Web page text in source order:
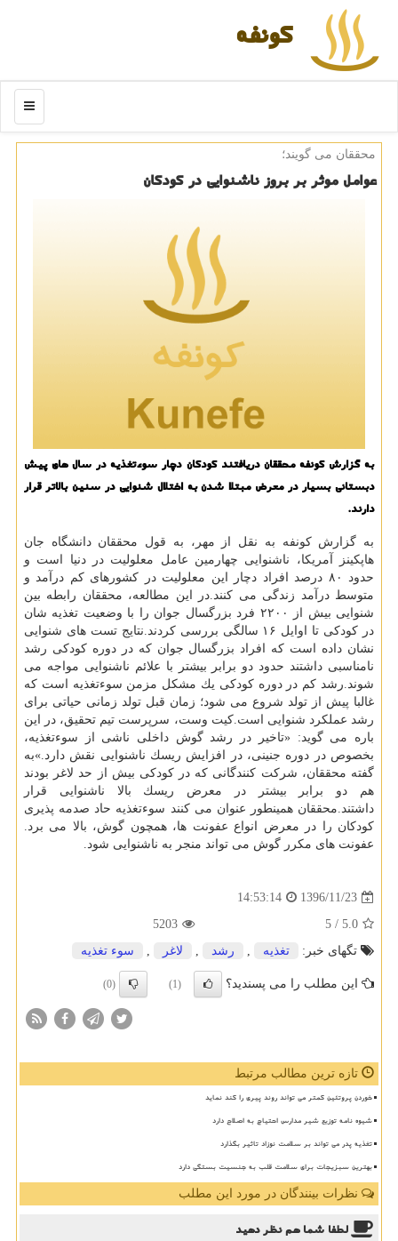
كونفه
منو
محققان می گویند؛
عوامل موثر بر بروز ناشنوایی در كودكان
به گزارش كونفه محققان دریافتند كودكان دچار سوءتغذیه در سال های پیش
دبستانی بسیار در معرض مبتلا شدن به اختلال شنوایی در سنین بالاتر قرار
دارند.
به گزارش كونفه به نقل از مهر، به قول محققان دانشگاه جان
هاپكینز آمریكا، ناشنوایی چهارمین عامل معلولیت در دنیا است و
حدود ۸۰ درصد افراد دچار این معلولیت در كشورهای كم درآمد و
متوسط درآمد زندگی می كنند.در این مطالعه، محققان رابطه بین
شنوایی بیش از ۲۲۰۰ فرد بزرگسال جوان را با وضعیت تغذیه شان
در كودكی تا اوایل ۱۶ سالگی بررسی كردند.نتایج تست های شنوایی
نشان داده است كه افراد بزرگسال جوان كه در دوره كودكی رشد
نامناسبی داشتند حدود دو برابر بیشتر با علائم ناشنوایی مواجه می
شوند.رشد كم در دوره كودكی یك مشكل مزمن سوءتغذیه است كه
غالبا پیش از تولد شروع می شود؛ زمان قبل تولد زمانی حیاتی برای
رشد عملكرد شنوایی است.كیت وست، سرپرست تیم تحقیق، در این
باره می گوید: «تاخیر در رشد گوش داخلی ناشی از سوءتغذیه،
بخصوص در دوره جنینی، در افزایش ریسك ناشنوایی نقش دارد.»به
گفته محققان، شركت كنندگانی كه در كودكی بیش از حد لاغر بودند
هم دو برابر بیشتر در معرض ریسك بالا ناشنوایی قرار
داشتند.محققان همینطور عنوان می كنند سوءتغذیه حاد صدمه پذیری
كودكان را در معرض انواع عفونت ها، همچون گوش، بالا می برد.
عفونت های مكرر گوش می تواند منجر به ناشنوایی شود.
1396/11/23
14:53:14
5.0
/ 5
5203
تگهای خبر:
تغذیه , رشد , لاغر , سوء تغذیه
این مطلب را می پسندید؟ (1)
(0)
تازه ترین مطالب مرتبط
خوردن پروتئین کمتر می تواند روند پیری را کند نماید
شیوه نامه توزیع شیر مدارس احتیاج به اصلاح دارد
تغذیه پدر می تواند بر سلامت نوزاد تاثیر بگذارد
بهترین سبزیجات برای سلامت قلب به جنسیت بستگی دارد
نظرات بینندگان در مورد این مطلب
لطفا شما همنظر دهید